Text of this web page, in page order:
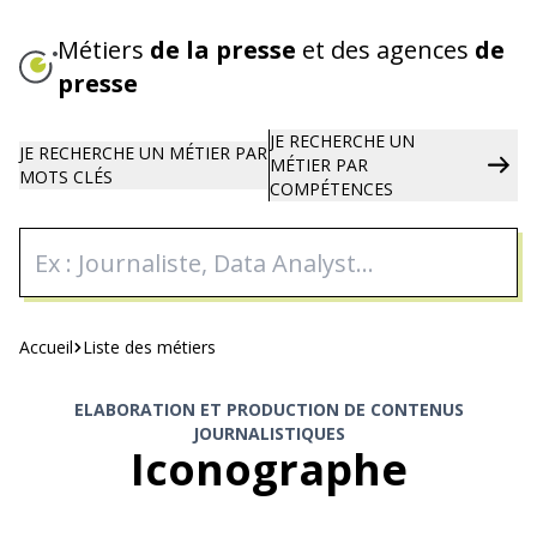
au
contenu
Métiers de la presse et des agences de
presse
JE RECHERCHE UN MÉTIER PAR
MOTS CLÉS
JE RECHERCHE UN
MÉTIER PAR
COMPÉTENCES
Fil
Accueil Liste des métiers
ELABORATION ET PRODUCTION DE CONTENUS
JOURNALISTIQUES
Iconographe